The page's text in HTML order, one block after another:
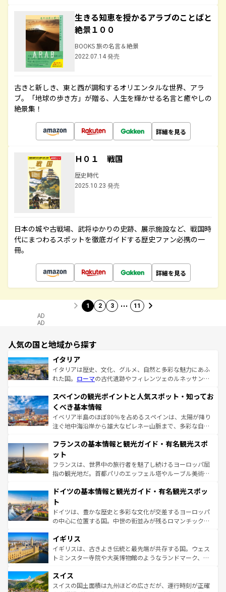
生きる知恵を授かるアラブのことばと
絶景１００
BOOKS 旅の名言＆絶景
2022.07.14 発売
古きと新しき、東と西が調和するオリエンタルな世界、アラ
ブ。「地球の歩き方」が贈る、人生を輝かせる名言と癒やしの
絶景集！
詳細を見る
Ｈ０１ 戦国
歴史時代
2025.10.23 発売
日本の城や古戦場、武将ゆかりの史跡、展示施設など、戦国時
代にまつわるスポットを徹底ガイドする歴史ファン必携の一
冊。
詳細を見る
1 2 3 … 11
AD
AD
人気の国と地域から探す
イタリア
イタリアは歴史、文化、グルメ、自然と多彩な魅力にあふ
れた国。 ローマの古代遺跡やフィレンツェのルネッサンス
ろん、トスカーナの美しい田園風景やアマルフィ海岸の絶
景など、自然景観も見逃せない。観光の合間には、本場の
ピザやパスタなど、絶品のイタリア料理を堪能することも
できる。朝目覚めてから夜眠るまで、すべての瞬間を楽し
なお、新着のイタリア情報はコンテンツ一覧を参照してほ
しい。
スペインの観光ポイントと人気スポット・知ってお
くべき基本情報
イベリア半島のほぼ80％を占めるスペインは、太陽が降り
注ぐ地中海沿岸から雄大なピレネー山脈まで、多彩な自然
文化が根付くこの国では、情熱的なフラメンコ、熱気あふ
れる闘牛、そして美味しいタパスが生活の一部となってい
る。首都マドリードの洗練された雰囲気や、バルセロナの
アートに溢れた街角から、地方では古代ローマ遺跡や中世
せる。地方によって風土や気候が異なるスペインはその個
ンテンツ一覧 を参照してほしい。
フランスの基本情報と観光ガイド・有名観光スポ
ット
フランスは、世界中の旅行者を魅了し続けるヨーロッパ屈
指の観光地だ。首都パリのエッフェル塔やルーブル美術館
で、幅広い魅力が詰まっている。華麗な宮殿、歴史的な大
聖堂、美しいビーチ、そして豊かな自然が、訪れる者を心
から魅了する。また、フランスは美食の国としても知ら
れ、フランス料理はユネスコ無形文化遺産にも登録されて
香り高いラベンダー畑など、多彩な楽しみ方が可能だ。さ
らに、パリ以外の地域にも魅力が溢れており、どの街角に
も豊かな歴史と文化が息づいている。パリ以外の個性あふ
を参照してほしい。
ドイツの基本情報と観光ガイド・有名観光スポッ
ト
ドイツは、豊かな歴史と多彩な文化が交差するヨーロッパ
の中心に位置する国。中世の街並みが残るロマンチック街
顔を持つこの国は、どこを歩いても飽きることがない。ベ
ルリンの文化的活気、バイエルン州のアルプスの絶景、そ
してライン川沿いのワイン畑といった風景は必見。ビール
は、お酒好きな人にはぜひ体験してほしい。 なお、新着の
ドイツ情報はコンテンツ一覧を参照してほしい。
イギリス
イギリスは、古きよき伝統と最先端が共存する国。ウェス
トミンスター寺院や大英博物館のようなランドマーク、歴
リアごとに異なる魅力がある。また、優雅なアフタヌーン
ティー、ビール好きにはたまらない英国パブ、サッカー観
スイス
スイスの国土面積は九州ほどの広さだが、運行時刻が正確